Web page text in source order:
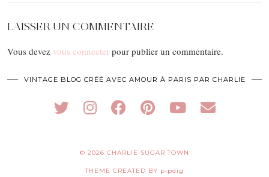
LAISSER UN COMMENTAIRE
Vous devez vous connecter pour publier un commentaire.
VINTAGE BLOG CRÉÉ AVEC AMOUR À PARIS PAR CHARLIE
© 2026 CHARLIE SUGAR TOWN
THEME CREATED BY pipdig